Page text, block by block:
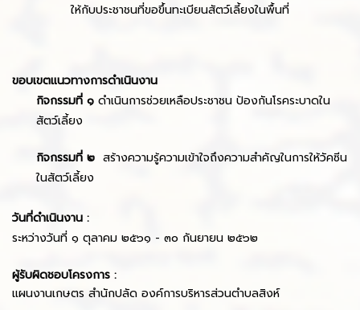
ให้กับประชาชนที่ขอขึ้นทะเบียนสัตว์เลี้ยงในพื้นที่
ขอบเขตแนวทางการดำเนินงาน
กิจกรรมที่ ๑ ดำเนินการช่วยเหลือประชาชน ป้องกันโรคระบาดใน
สัตว์เลี้ยง
กิจกรรมที่ ๒ สร้างความรู้ความเข้าใจถึงความสำคัญในการให้วัคซีน
ในสัตว์เลี้ยง
วันที่ดำเนินงาน :
ระหว่างวันที่ ๑ ตุลาคม ๒๕๖๑ - ๓๐ กันยายน ๒๕๖๒
ผู้รับผิดชอบโครงการ :
แผนงานเกษตร สำนักปลัด องค์การบริหารส่วนตำบลสิงห์